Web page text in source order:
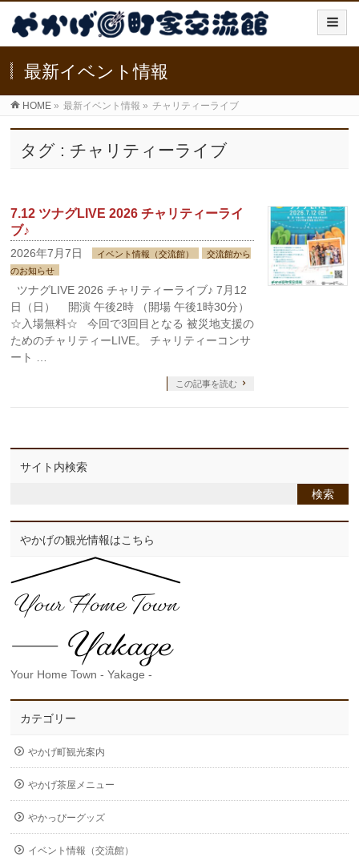
最新イベント情報
HOME » 最新イベント情報 » チャリティーライブ
タグ : チャリティーライブ
7.12 ツナグLIVE 2026 チャリティーライ
ブ♪
2026年7月7日 イベント情報（交流館）
交流館から
のお知らせ
ツナグLIVE 2026 チャリティーライブ♪ 7月12
日（日） 開演 午後2時 （開場 午後1時30分）
☆入場無料☆ 今回で3回目となる 被災地支援の
ためのチャリティーLIVE。 チャリティーコンサ
ート …
この記事を読む
サイト内検索
やかげの観光情報はこちら
Your Home Town - Yakage -
カテゴリー
やかげ町観光案内
やかげ茶屋メニュー
やかっぴーグッズ
イベント情報（交流館）